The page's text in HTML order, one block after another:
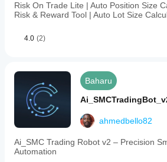
Risk On Trade Lite | Auto Position Size
Risk & Reward Tool | Auto Lot Size
4.0 (2)
Baharu
ahmedbello82
Ai_SMC Trading Robot v2 – Precision
Automation